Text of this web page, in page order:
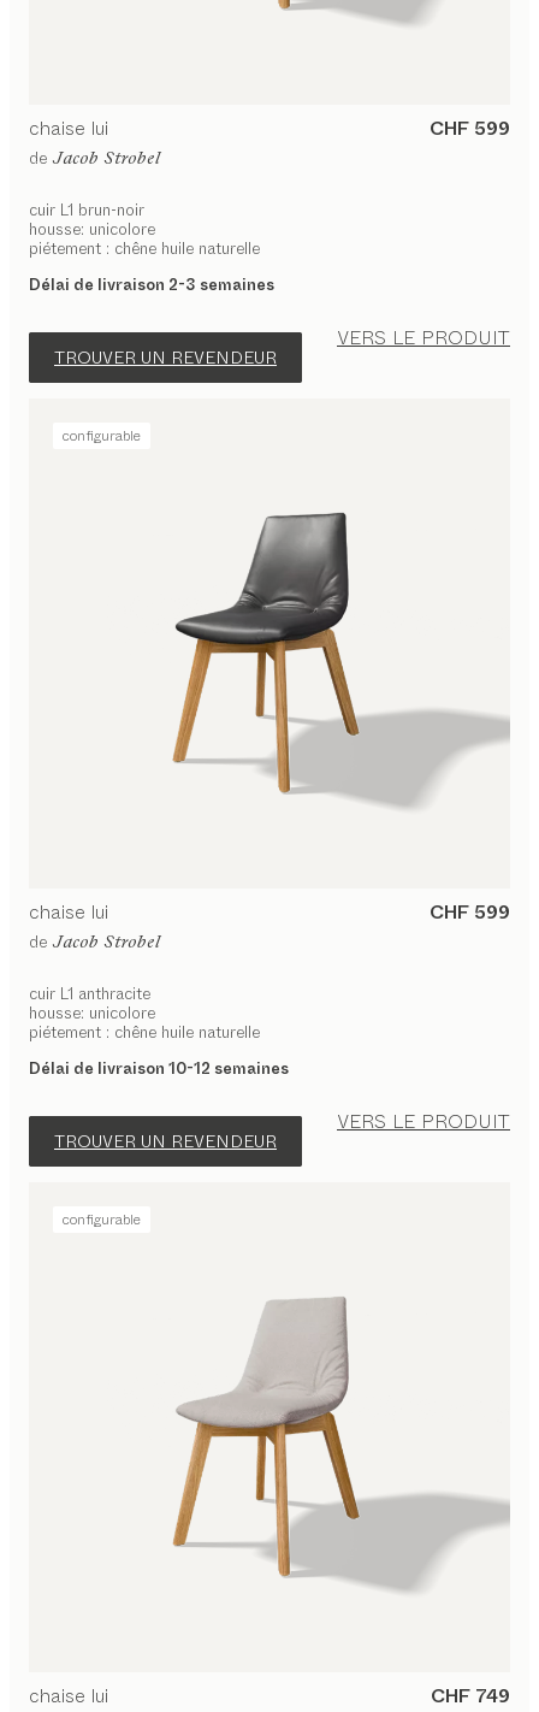
chaise lui CHF 599
de Jacob Strobel
cuir L1 brun-noir
housse: unicolore
piétement : chêne huile naturelle
Délai de livraison 2-3 semaines
TROUVER UN REVENDEUR
VERS LE PRODUIT
configurable
chaise lui CHF 599
de Jacob Strobel
cuir L1 anthracite
housse: unicolore
piétement : chêne huile naturelle
Délai de livraison 10-12 semaines
TROUVER UN REVENDEUR
VERS LE PRODUIT
configurable
chaise lui CHF 749